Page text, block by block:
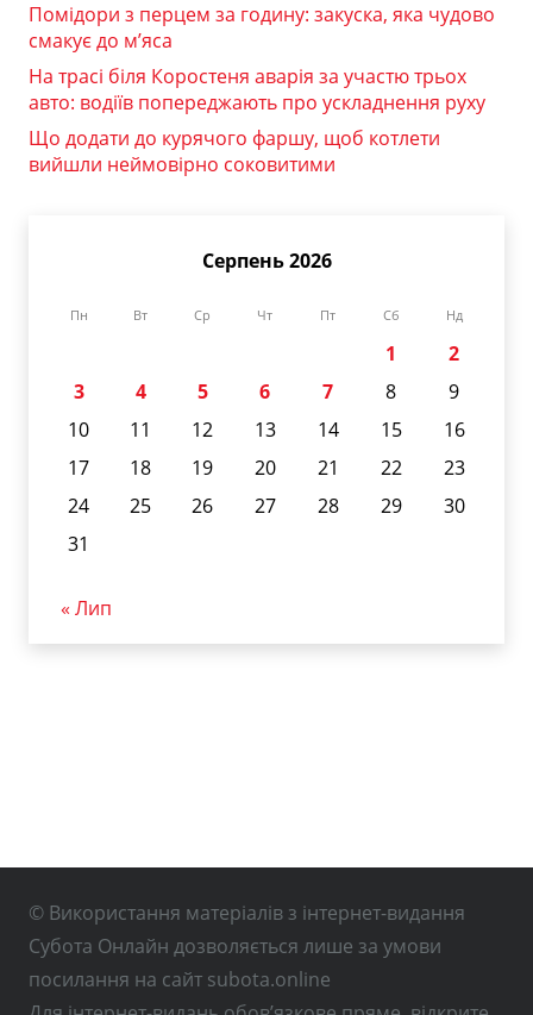
Помідори з перцем за годину: закуска, яка чудово
смакує до м’яса
На трасі біля Коростеня аварія за участю трьох
авто: водіїв попереджають про ускладнення руху
Що додати до курячого фаршу, щоб котлети
вийшли неймовірно соковитими
Серпень 2026
Пн Вт Ср Чт Пт Сб Нд
1
2
3
4 5 6 7 8
9
10
11 12 13 14 15
16
17
18 19 20 21 22
23
24
25 26 27 28 29
30
31
« Лип
© Використання матеріалів з інтернет-видання
Субота Онлайн дозволяється лише за умови
посилання на сайт subota.online